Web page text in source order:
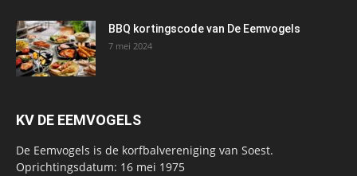
BBQ kortingscode van De Eemvogels
7 mei 2024
KV DE EEMVOGELS
De Eemvogels is de korfbalvereniging van Soest.
Oprichtingsdatum: 16 mei 1975